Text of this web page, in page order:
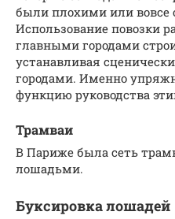
были плохими или вовсе
Использование повозки
главными городами
устанавливая
городами. Именно
функцию руководства
Трамваи
В Париже была сеть
лошадьми.
Буксировка лошадей